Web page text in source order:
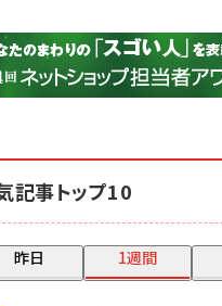
アスクル
base (1081)
記事トップ10
昨日 1週間